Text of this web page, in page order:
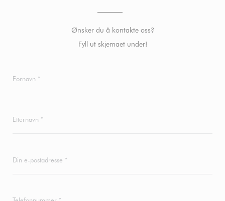
Ønsker du å kontakte oss?
Fyll ut skjemaet under!